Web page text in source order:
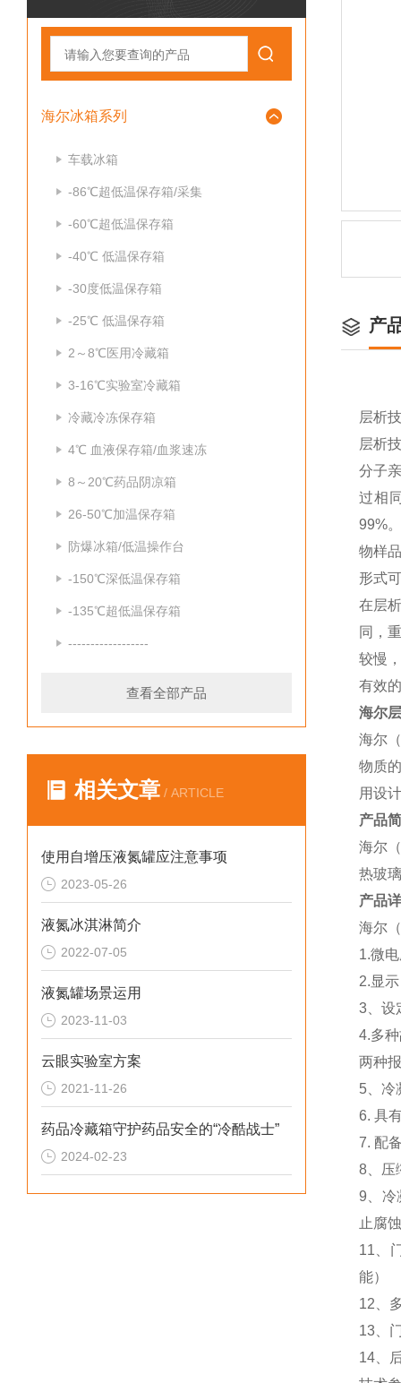
海尔冰箱系列
车载冰箱
-86℃超低温保存箱/采集
-60℃超低温保存箱
-40℃ 低温保存箱
-30度低温保存箱
-25℃ 低温保存箱
2～8℃医用冷藏箱
3-16℃实验室冷藏箱
冷藏冷冻保存箱
4℃ 血液保存箱/血浆速冻
8～20℃药品阴凉箱
26-50℃加温保存箱
防爆冰箱/低温操作台
-150℃深低温保存箱
-135℃超低温保存箱
------------------
查看全部产品
相关文章 / ARTICLE
使用自增压液氮罐应注意事项
2023-05-26
液氮冰淇淋简介
2022-07-05
液氮罐场景运用
2023-11-03
云眼实验室方案
2021-11-26
药品冷藏箱守护药品安全的“冷酷战士”
2024-02-23
产
层析
层析
分子
过相
99%
物样
形式
在层
同，
较慢
有效
海尔
海尔
物质
用设
产品
海尔
热玻
产品
海尔
1.微
2.显
3、设
4.多
两种
5、冷
6. 具
7. 配
8、压
9、冷
止腐
11、
能）
12、
13、
14、